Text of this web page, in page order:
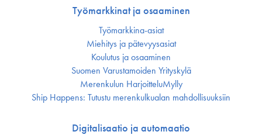
Työmarkkinat ja osaaminen
Työmarkkina-asiat
Miehitys ja pätevyys­asiat
Koulutus ja osaaminen
Suomen Varustamoiden Yrityskylä
Merenkulun HarjoitteluMylly
Ship Happens: Tutustu merenkulkualan mahdollisuuksiin
Digitalisaatio ja automaatio